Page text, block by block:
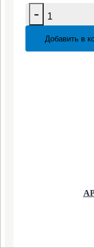
-
Добавить в